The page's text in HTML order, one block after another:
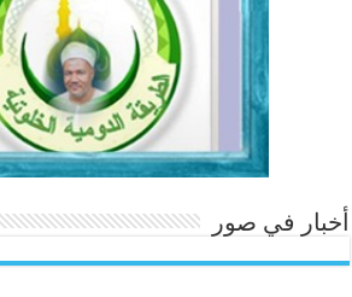
أخبار في صور